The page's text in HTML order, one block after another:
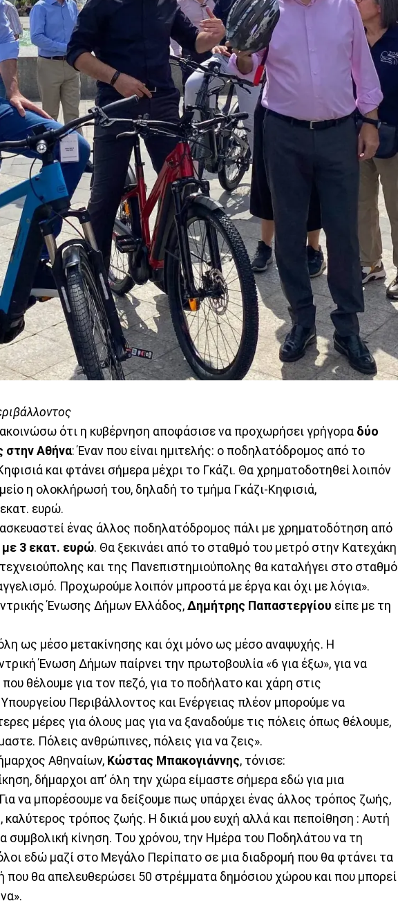
ότι η κυβέρνηση αποφάσισε να προχωρήσει γρήγορα δύο
στην Αθήνα: Έναν που είναι ημιτελής: ο ποδηλατόδρομος από το
και φτάνει σήμερα μέχρι το Γκάζι. Θα χρηματοδοτηθεί λοιπόν
η ολοκλήρωσή του, δηλαδή το τμήμα Γκάζι-Κηφισιά,
ευρώ.
ένας άλλος ποδηλατόδρομος πάλι με χρηματοδότηση από
με 3 εκατ. ευρώ. Θα ξεκινάει από το σταθμό του μετρό στην Κατεχάκη
και της Πανεπιστημιούπολης θα καταλήγει στο σταθμό
Προχωρούμε λοιπόν μπροστά με έργα και όχι με λόγια».
Ένωσης Δήμων Ελλάδος, Δημήτρης Παπαστεργίου είπε με τη
ως μέσο μετακίνησης και όχι μόνο ως μέσο αναψυχής. Η
Ένωση Δήμων παίρνει την πρωτοβουλία «6 για έξω», για να
θέλουμε για τον πεζό, για το ποδήλατο και χάρη στις
Περιβάλλοντος και Ενέργειας πλέον μπορούμε να
μέρες για όλους μας για να ξαναδούμε τις πόλεις όπως θέλουμε,
Πόλεις ανθρώπινες, πόλεις για να ζεις».
Αθηναίων, Κώστας Μπακογιάννης, τόνισε:
δήμαρχοι απ’ όλη την χώρα είμαστε σήμερα εδώ για μια
να μπορέσουμε να δείξουμε πως υπάρχει ένας άλλος τρόπος ζωής,
καλύτερος τρόπος ζωής. Η δικιά μου ευχή αλλά και πεποίθηση : Αυτή
συμβολική κίνηση. Του χρόνου, την Ημέρα του Ποδηλάτου να τη
εδώ μαζί στο Μεγάλο Περίπατο σε μια διαδρομή που θα φτάνει τα
που θα απελευθερώσει 50 στρέμματα δημόσιου χώρου και που μπορεί